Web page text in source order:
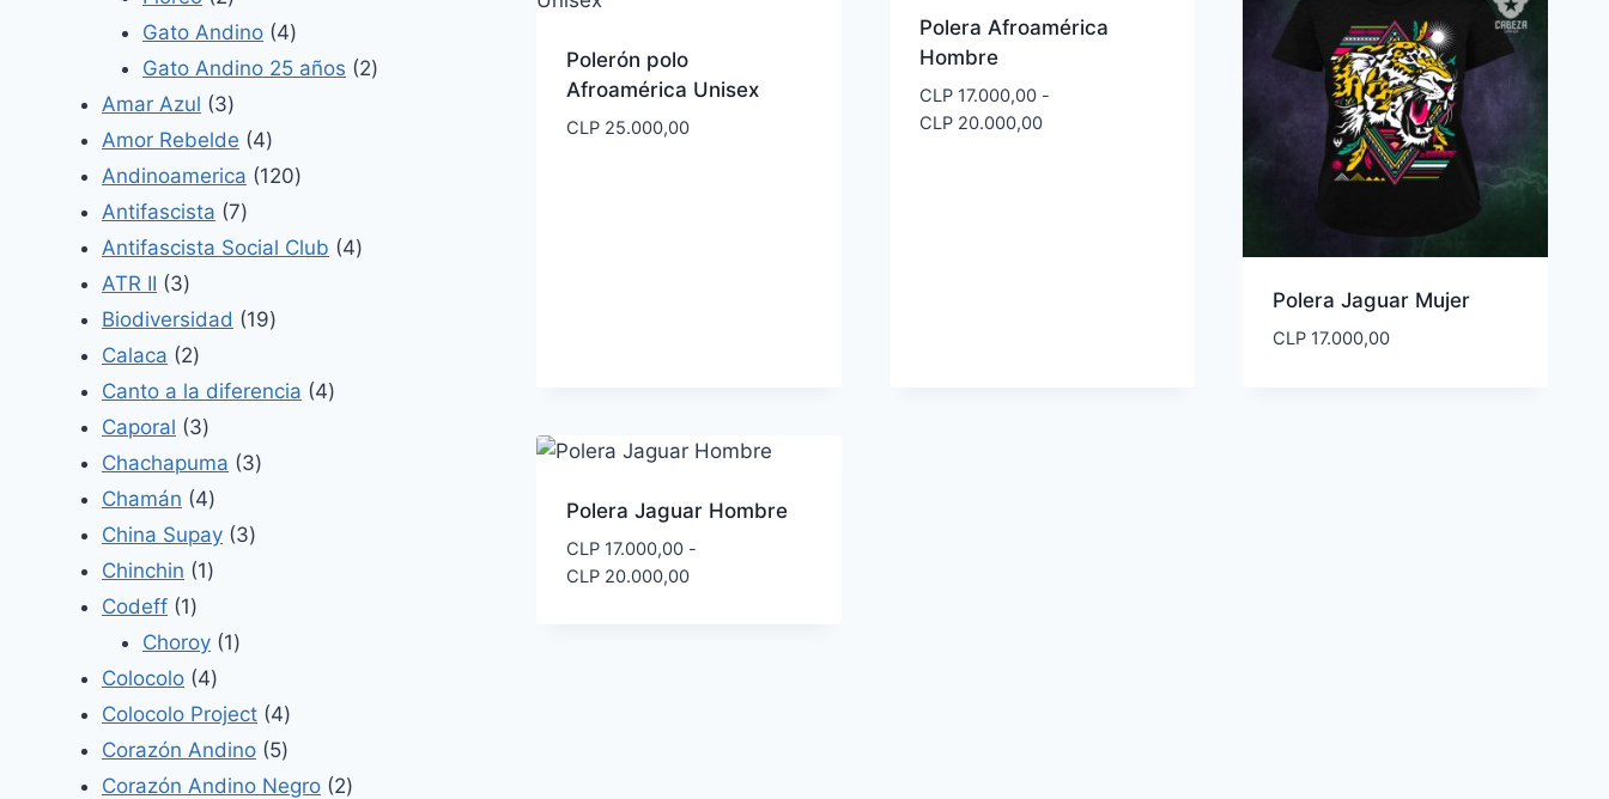
Polerón polo
Afroamérica Unisex
CLP25.000,00
Polera Afroamérica
Hombre
CLP17.000,00 -
CLP20.000,00Rango
Polera Jaguar Mujer
CLP17.000,00
Polera Jaguar Hombre
CLP17.000,00 -
CLP20.000,00Rango
productos
Gato Andino 44
productos
Gato Andino 25 años 22
Amar Azul 33
productos
Amor Rebelde 44
productos
Andinoamerica 120120
Antifascista 77
productos
Antifascista Social Club 44
ATR II 33
productos
Biodiversidad 1919
Calaca 22
productos
Canto a la diferencia 44
Caporal 33
productos
Chachapuma 33
Chamán 44
productos
China Supay 33
Chinchin 11
Codeff 11
producto
Choroy 11
Colocolo 44
productos
Colocolo Project 44
productos
Corazón Andino 55
productos
Corazón Andino Negro 22